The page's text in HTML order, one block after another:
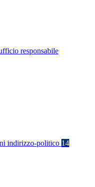
responsabile
indirizzo-politico 14